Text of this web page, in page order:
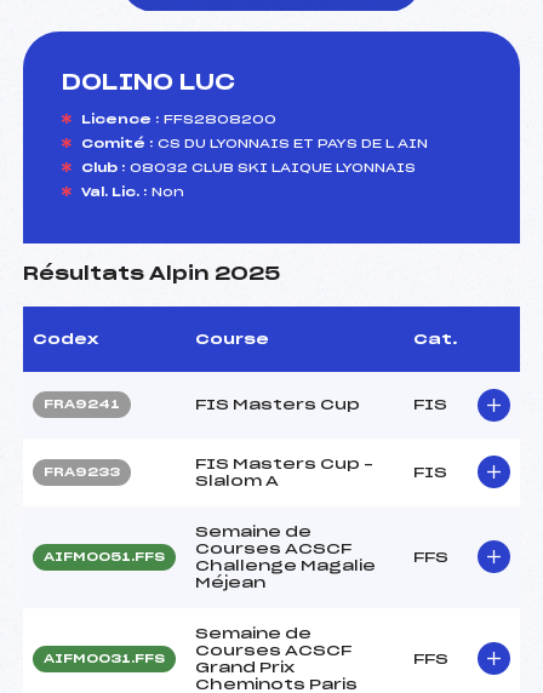
DOLINO LUC
Licence : FFS2808200
Comité : CS DU LYONNAIS ET PAYS DE L AIN
Club : 08032 CLUB SKI LAIQUE LYONNAIS
Val. Lic. : Non
Résultats Alpin 2025
Codex Course Cat.
FRA9241 FIS Masters Cup FIS
FRA9233
FIS Masters Cup –
Slalom A
FIS
AIFM0051.FFS
Semaine de
Courses ACSCF
Challenge Magalie
Méjean
FFS
AIFM0031.FFS
Semaine de
Courses ACSCF
Grand Prix
Cheminots Paris
FFS